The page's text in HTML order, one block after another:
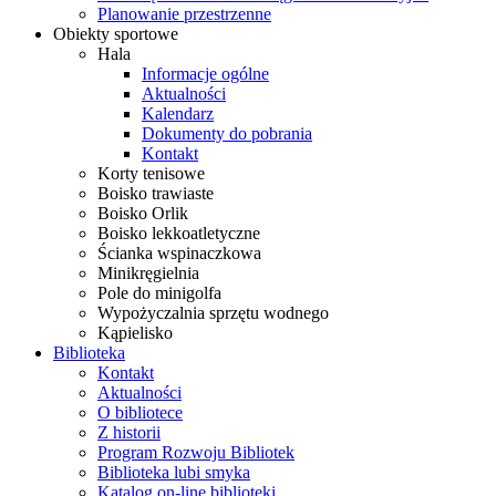
Planowanie przestrzenne
Obiekty sportowe
Hala
Informacje ogólne
Aktualności
Kalendarz
Dokumenty do pobrania
Kontakt
Korty tenisowe
Boisko trawiaste
Boisko Orlik
Boisko lekkoatletyczne
Ścianka wspinaczkowa
Minikręgielnia
Pole do minigolfa
Wypożyczalnia sprzętu wodnego
Kąpielisko
Biblioteka
Kontakt
Aktualności
O bibliotece
Z historii
Program Rozwoju Bibliotek
Biblioteka lubi smyka
Katalog on-line biblioteki